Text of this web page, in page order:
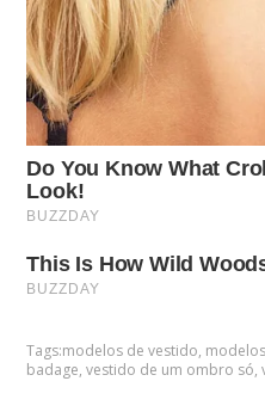
Tags:modelos de vestido,
badage,vestido de um ombro só,